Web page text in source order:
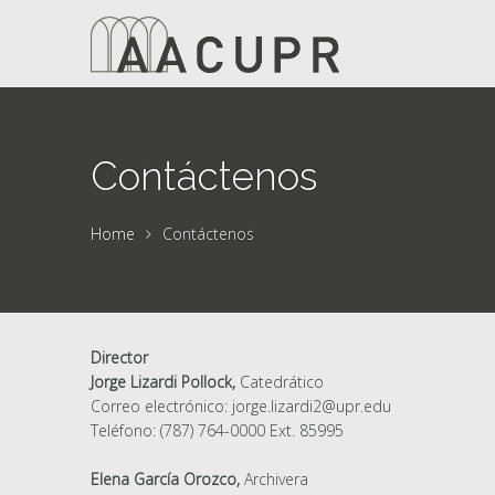
Contáctenos
Home Contáctenos
Director
Jorge Lizardi Pollock, Catedrático
Correo electrónico: jorge.lizardi2@upr.edu
Teléfono: (787) 764-0000 Ext. 85995
Elena García Orozco, Archivera